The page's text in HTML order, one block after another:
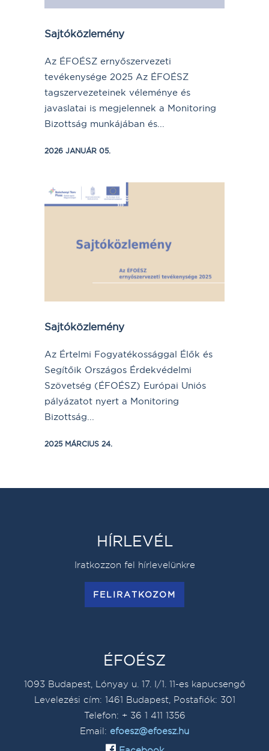
Sajtóközlemény
Az ÉFOÉSZ ernyőszervezeti
tevékenysége 2025 Az ÉFOÉSZ
tagszervezeteinek véleménye és
javaslatai is megjelennek a Monitoring
Bizottság munkájában és...
2026 JANUÁR 05.
Sajtóközlemény
Az Értelmi Fogyatékossággal Élők és
Segítőik Országos Érdekvédelmi
Szövetség (ÉFOÉSZ) Európai Uniós
pályázatot nyert a Monitoring
Bizottság...
2025 MÁRCIUS 24.
HÍRLEVÉL
Iratkozzon fel hírlevelünkre
FELIRATKOZOM
ÉFOÉSZ
1093 Budapest, Lónyay u. 17. I/1. 11-es kapucsengő
Levelezési cím: 1461 Budapest, Postafiók: 301
Telefon: + 36 1 411 1356
Email: efoesz@efoesz.hu